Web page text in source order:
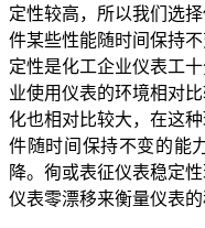
定性较高，所以我们选
件某些性能随时间保持
定性是化工企业仪表工
业使用仪表的环境相对
化也相对比较大，在这
件随时间保持不变的能
降。徇或表征仪表稳定
仪表零漂移来衡量仪表的